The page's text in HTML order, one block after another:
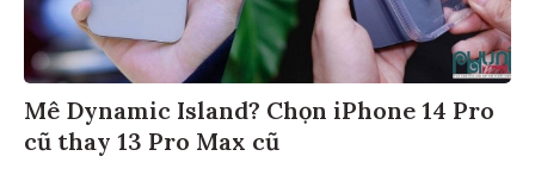
Mê Dynamic Island? Chọn iPhone 14 Pro
cũ thay 13 Pro Max cũ